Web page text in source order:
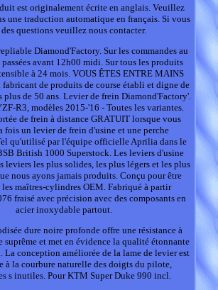
est originalement écrite en anglais. Veuillez
une traduction automatique en français. Si vous
des questions veuillez nous contacter.
Diamond'Factory. Sur les commandes au
avant 12h00 midi. Sur tous les produits
à 24 mois. VOUS ÊTES ENTRE MAINS
fabricant de produits de course établi et digne de
plus de 50 ans. Levier de frein Diamond'Factory'.
R3, modèles 2015-'16 - Toutes les variantes.
de frein à distance GRATUIT lorsque vous
fois un levier de frein d'usine et une perche
qu'utilisé par l'équipe officielle Aprilia dans le
British 1000 Superstock. Les leviers d'usine
leviers les plus solides, les plus légers et les plus
nous ayons jamais produits. Conçu pour être
maîtres-cylindres OEM. Fabriqué à partir
fraisé avec précision avec des composants en
acier inoxydable partout.
dure noire profonde offre une résistance à
suprême et met en évidence la qualité étonnante
La conception améliorée de la lame de levier est
à la courbure naturelle des doigts du pilote,
s inutiles. Pour KTM Super Duke 990 incl.